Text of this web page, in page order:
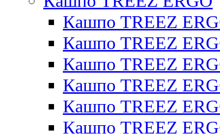
Кашпо TREEZ
Кашпо TREEZ
Кашпо TREEZ
Кашпо TREEZ
Кашпо TREEZ
Кашпо TREEZ